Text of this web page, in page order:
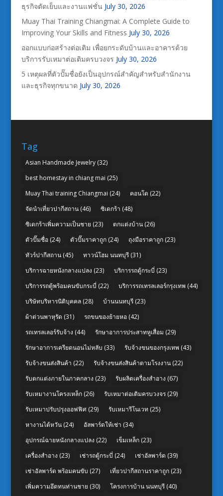
ธุรกิจตัดเย็บและงานแฟชั่น July 30, 2026
Muay Thai Training Chiangmai: A Complete Guide to
Improving Your Skills and Fitness July 30, 2026
ออกแบบก่อสร้างต่อเติม เพื่อยกระดับบ้านและอาคารด้วย
บริการรับเหมาต่อเติมครบวงจร July 30, 2026
5 เหตุผลที่ตัวปั๊มชื่อยังเป็นอุปกรณ์สำคัญสำหรับสำนักงาน
และธุรกิจทุกขนาด July 30, 2026
Tag
Asian Handmade Jewelry(32)
best homestay in chiang mai (25)
Muay Thai training Chiangmai (24) คอนโด (22)
จัดนำเที่ยวปากีสถาน(46) ซิเดกร้า (48)
ซิเดกร้าเพิ่มความเป็นชาย (23) ตกแต่งบ้าน(26)
ตัวปั๊มชื่อ(24) ตัวปั๊มราคาถูก(24) ถุงมือราคาถูก(23)
ทัวร์ปากีสถาน(45) ทาวน์โฮม นนทบุรี(31)
บริการฉายหนังกลางแปลง (23) บริการรถตู้กระบี่ (23)
บริการรถตู้พร้อมคนขับกระบี่ (22) บริการรถเทรลเลอร์กรุงเทพ (44)
บริษัทบริหารนิติบุคคล(28) บ้านนนทบุรี(23)
ผ้าต่วนพาหุรัด (31) รถขนของย้ายหอ(42)
รถเทรลเลอร์รับจ้าง (44) รักษาอาการประสาทหูเสื่อม (29)
รักษาอาการเครียดนอนไม่หลับ (33) รับจ้างขนของกรุงเทพ (43)
รับจ้างขนส่งสินค้า (22) รับจ้างขนส่งสินค้าตามโรงงาน(22)
รับตกแต่งภายในภาคกลาง (23) รับผลิตเครื่องสำอาง (67)
รับเหมางานโครงเหล็ก(26) รับเหมาต่อเติมครบวงจร(29)
รับเหมาปรับปรุงออฟฟิศ(29) รับเหมารีโนเวท (25)
หางานไต้หวัน(24) อัลพาร์ดให้เช่า (34)
อุปกรณ์ฉายหนังกลางแปลง (22) เข็มเหล็ก(23)
เครื่องสำอาง (23) เช่ารถตู้กระบี่ (24) เช่าอัลพาร์ด (39)
เช่าอัลพาร์ด พร้อมคนขับ (27) เที่ยวปากีสถานราคาถูก(23)
เพิ่มความอึดทนท่านชาย (30) โครงการบ้าน นนทบุรี(40)